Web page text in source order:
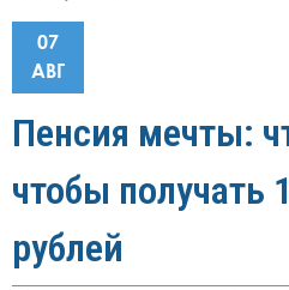
07
АВГ
Пенсия мечты:
чтобы получать
рублей